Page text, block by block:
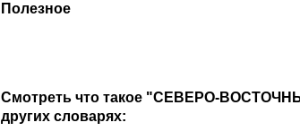
Полезное
Смотреть что такое "СЕВЕРО-
других словарях: